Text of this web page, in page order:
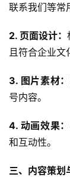
联系我们等常
2. 页面设计：
且符合企业文
3. 图片素材：
号内容。
4. 动画效果：
和互动性。
三、内容策划